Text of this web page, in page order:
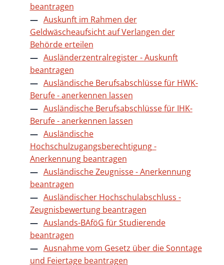
beantragen
Auskunft im Rahmen der
Geldwäscheaufsicht auf Verlangen der
Behörde erteilen
Ausländerzentralregister - Auskunft
beantragen
Ausländische Berufsabschlüsse für HWK-
Berufe - anerkennen lassen
Ausländische Berufsabschlüsse für IHK-
Berufe - anerkennen lassen
Ausländische
Hochschulzugangsberechtigung -
Anerkennung beantragen
Ausländische Zeugnisse - Anerkennung
beantragen
Ausländischer Hochschulabschluss -
Zeugnisbewertung beantragen
Auslands-BAföG für Studierende
beantragen
Ausnahme vom Gesetz über die Sonntage
und Feiertage beantragen